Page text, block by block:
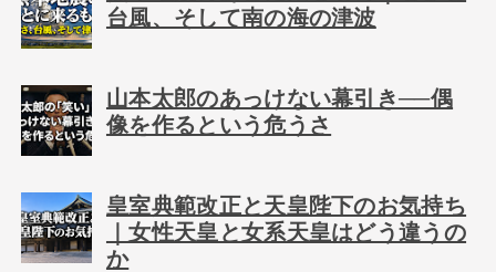
台風、そして南の海の津波
山本太郎のあっけない幕引き──偶
像を作るという危うさ
皇室典範改正と天皇陛下のお気持ち
｜女性天皇と女系天皇はどう違うの
か